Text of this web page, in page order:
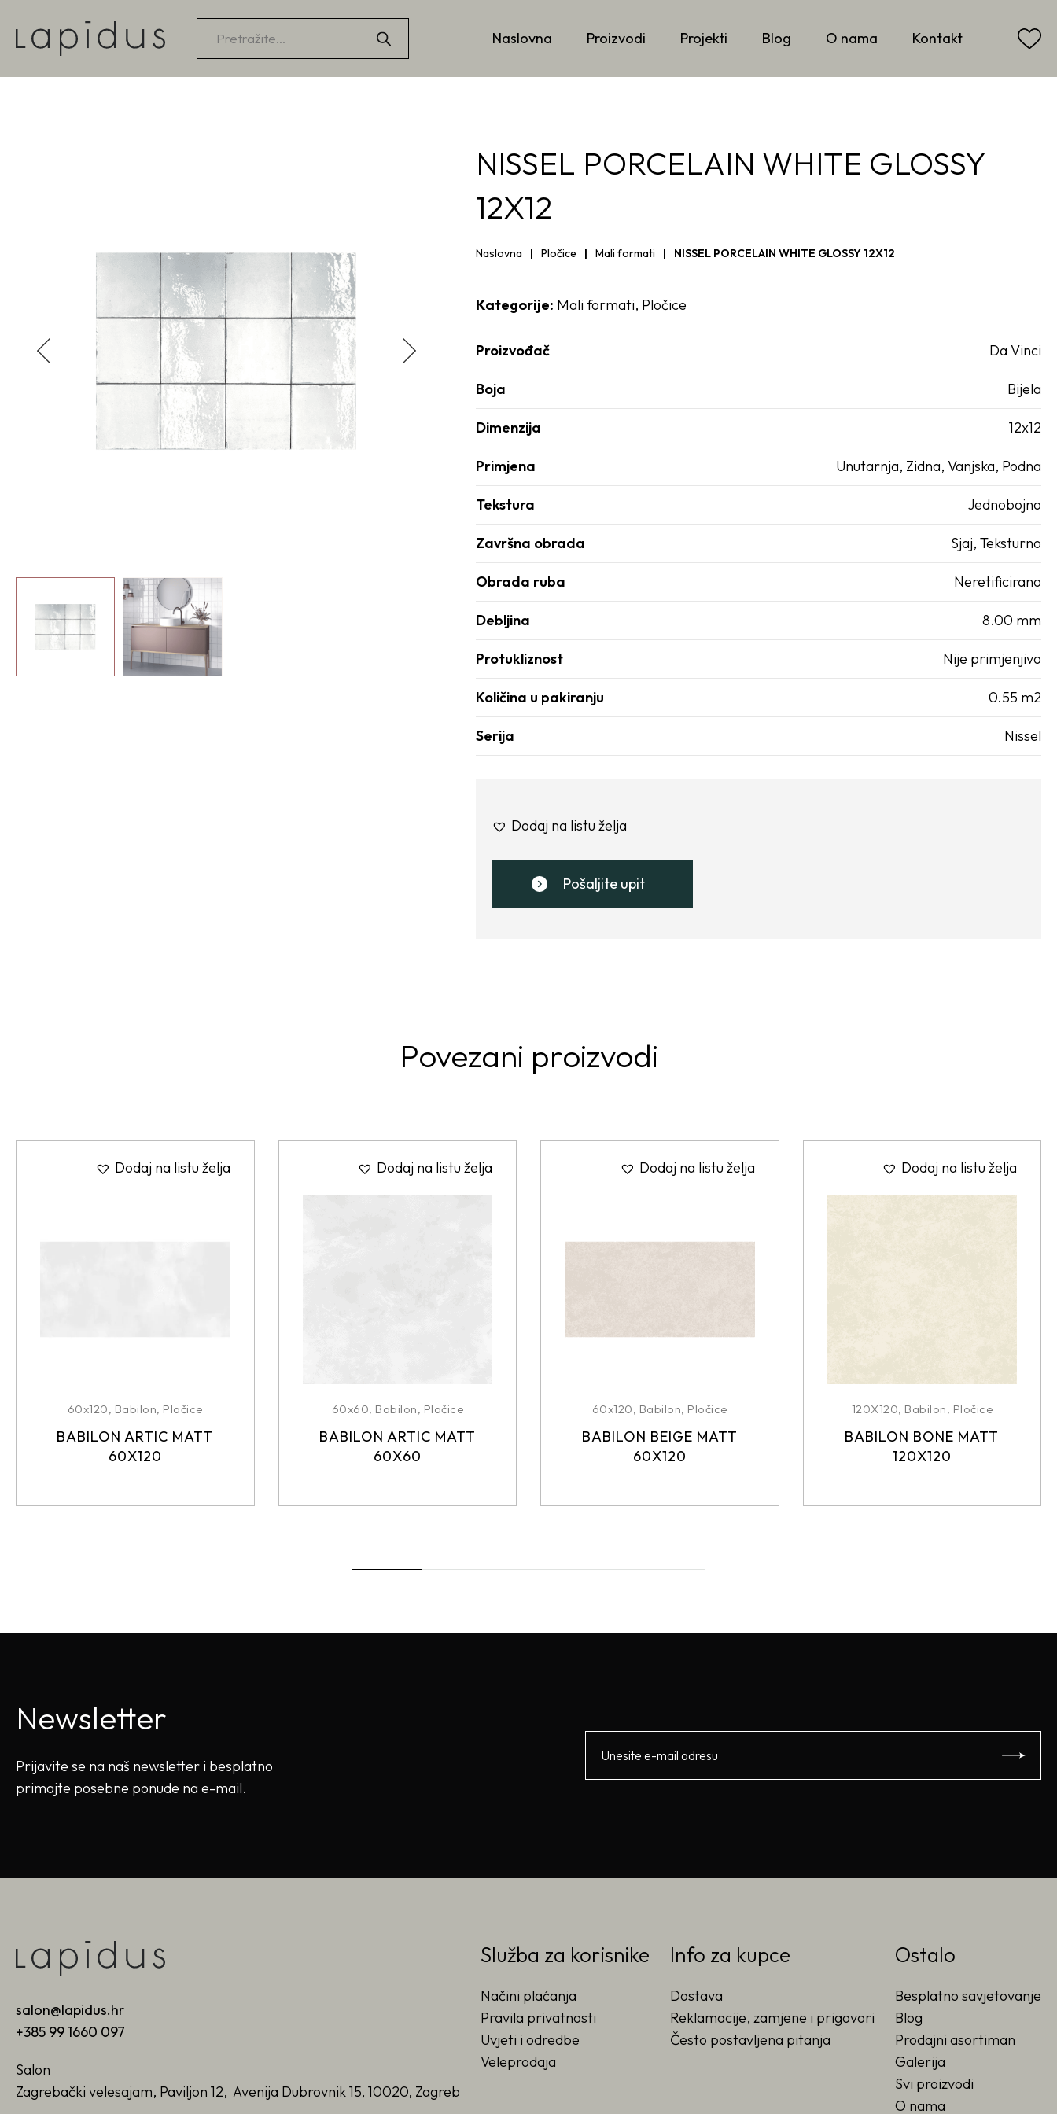
Products
search
Naslovna Proizvodi Projekti Blog O nama Kontakt
NISSEL PORCELAIN WHITE GLOSSY
12X12
Naslovna Pločice Mali formati NISSEL PORCELAIN WHITE GLOSSY 12X12
Kategorije: Mali formati, Pločice
Proizvođač Da Vinci
Boja Bijela
Dimenzija 12x12
Primjena Unutarnja, Zidna, Vanjska, Podna
Tekstura Jednobojno
Završna obrada Sjaj, Teksturno
Obrada ruba Neretificirano
Debljina 8.00 mm
Protukliznost Nije primjenjivo
Količina u pakiranju 0.55 m2
Serija Nissel
Dodaj na listu želja
Pošaljite upit
Povezani proizvodi
Dodaj na listu želja
60x120, Babilon, Pločice
BABILON ARTIC MATT
60X120
Dodaj na listu želja
60x60, Babilon, Pločice
BABILON ARTIC MATT
60X60
Dodaj na listu želja
60x120, Babilon, Pločice
BABILON BEIGE MATT
60X120
Dodaj na listu želja
120X120, Babilon, Pločice
BABILON BONE MATT
120X120
Newsletter
Prijavite se na naš newsletter i besplatno
primajte posebne ponude na e-mail.
salon@lapidus.hr
+385 99 1660 097
Salon
Zagrebački velesajam, Paviljon 12, Avenija Dubrovnik 15, 10020, Zagreb
Služba za korisnike
Načini plaćanja
Pravila privatnosti
Uvjeti i odredbe
Veleprodaja
Info za kupce
Dostava
Reklamacije, zamjene i prigovori
Često postavljena pitanja
Ostalo
Besplatno savjetovanje
Blog
Prodajni asortiman
Galerija
Svi proizvodi
O nama